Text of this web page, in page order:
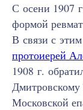
С осени 1907
формой
В связи с
протоиерей
1908 г.
Московской